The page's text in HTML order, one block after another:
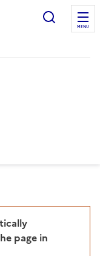
Ouvrir
MENU
page in